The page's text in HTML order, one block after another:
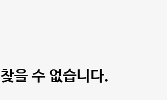
찾을 수 없습니다.